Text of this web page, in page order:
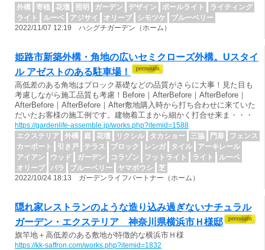
外構
寄植 花壇 照明 ガーデン デザイン ポールライト
ライティング
ライト
ルーベ アジサイ オリーブ シモツケ
ブルーベリー
2022/11/07 12:19 ハシグチガーデン（ホーム）
姫路市新築外構・角地の広いセミクローズ外構。Uスタイ
ル アゼストのある駐車場！
高低差のある角地はブロック基礎などの品質がさらに大事！見た目も
考慮しながら施工品質も考慮！Before｜AfterBefore｜AfterBefore｜
AfterBefore｜AfterBefore｜After敷地購入時から打ち合わせに来ていた
だいたお客様の施工例です。建物着工まから細かく打合せ来ま・・・
https://gardenlife-assemble.jp/works.php?itemid=1588
エクステリア
外構 庭 花壇 リクシル タカショー 三協 門扉
フェンス
カーポート
引き戸 テラス ブロック レンガ タイル
アーキレール
アイアン
ウッド ガーデン コラゾン フットライト ライト
ルーベ
オリーブ
バラ ブルーベリー ヤマボウシ
芝
2022/10/24 18:13 ガーデンライフパートナー（ホーム）
隠れ家レストランのような造り込み過ぎないナチュラル
ガーデン・エクステリア 神奈川県横浜市Ｈ様邸
旗竿地＋高低差のある敷地が特徴的な横浜市Ｈ様
https://kk-saffron.com/works.php?itemid=1832